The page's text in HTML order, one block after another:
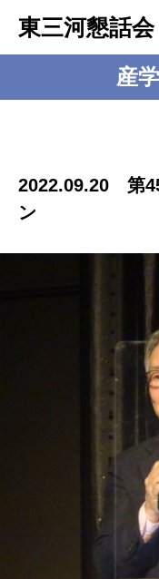
東三河懇話会
産
2022.09.20 第
ン